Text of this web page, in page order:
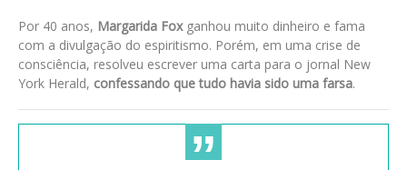
Por 40 anos, Margarida Foxganhou muito dinheiro e fama
com a divulgação do espiritismo. Porém, em uma crise de
consciência, resolveu escrever uma carta para o jornal New
York Herald, confessando que tudo havia sido uma farsa.